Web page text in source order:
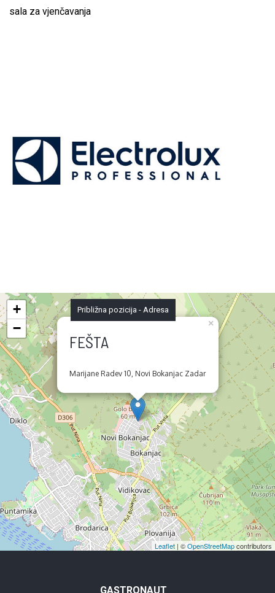
sala za vjenčavanja
FEŠTA
Marijane Radev 10, Novi Bokanjac Zadar
×
+
−
Leaflet | ©OpenStreetMapcontributors
Približna pozicija - Adresa
GASTRONAUT